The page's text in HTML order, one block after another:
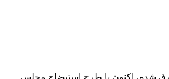
شده، اکنون با طرح استیضاح مجلس